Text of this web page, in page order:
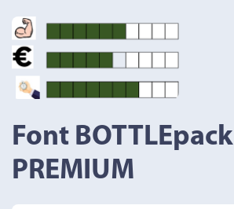
Font BOTTLEpack
PREMIUM